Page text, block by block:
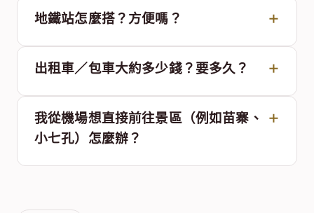
地鐵站怎麼搭？方便嗎？
出租車／包車大約多少錢？要多久？
我從機場想直接前往景區（例如苗寨、
小七孔）怎麼辦？